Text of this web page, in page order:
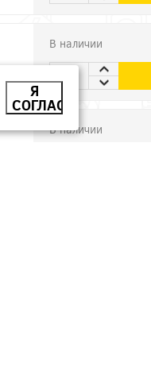
В наличии
В наличии
Я
СОГЛАСЕН